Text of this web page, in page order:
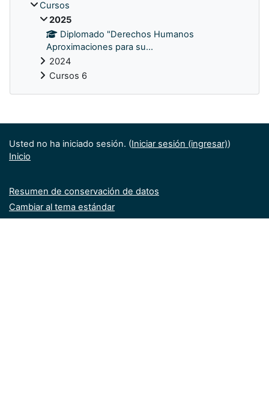
Cursos
2025
Diplomado "Derechos Humanos
Aproximaciones para su...
2024
Cursos 6
Bloques
Usted no ha iniciado sesión. (Iniciar sesión (ingresar))
Inicio
Resumen de conservación de datos
Cambiar al tema estándar